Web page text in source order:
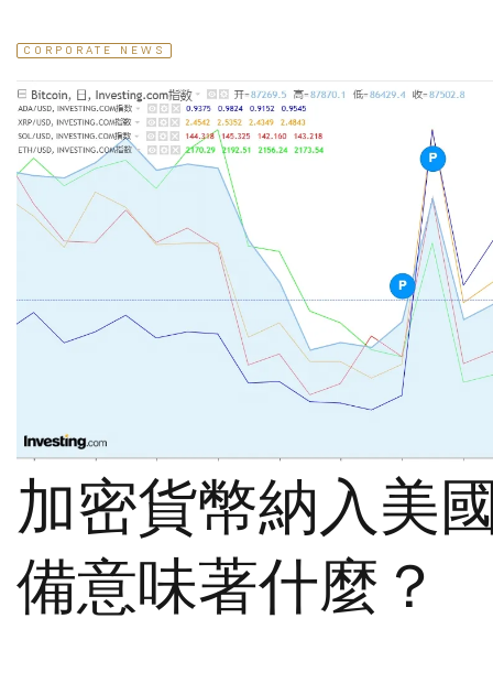
CORPORATE NEWS
加密貨幣納入美
備意味著什麼？